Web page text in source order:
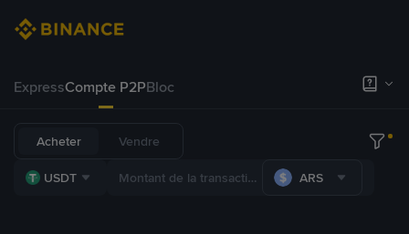
ExpressCompte P2PBloc
Acheter Vendre
USDT ARS